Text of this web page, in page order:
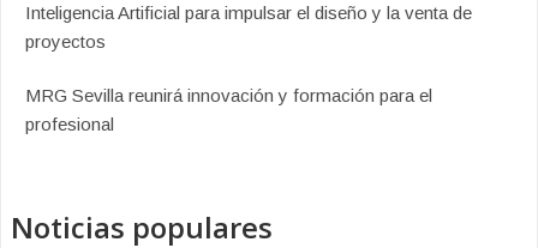
Inteligencia Artificial para impulsar el diseño y la venta de
proyectos
MRG Sevilla reunirá innovación y formación para el
profesional
Noticias populares